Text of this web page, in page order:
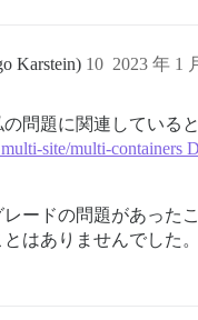
Karstein) 2023 年 1
10
問題に関連している
site/multi-containers
ードの問題があった
はありませんでした。